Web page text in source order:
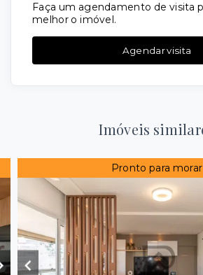
Faça um agendamento de visita
melhor o imóvel.
Agendar visita
Imóveis
Pronto para morar